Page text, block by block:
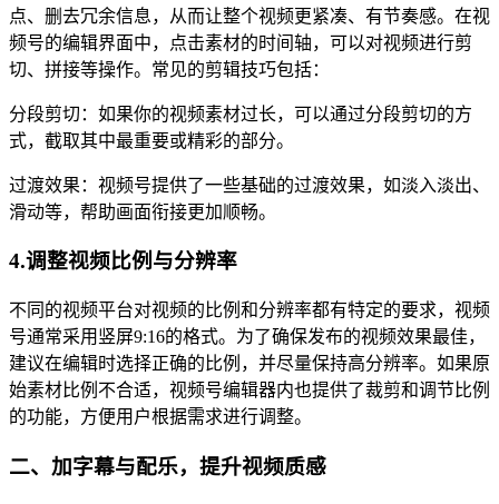
点、删去冗余信息，从而让整个视频更紧凑、有节奏感。在视
频号的编辑界面中，点击素材的时间轴，可以对视频进行剪
切、拼接等操作。常见的剪辑技巧包括：
分段剪切：如果你的视频素材过长，可以通过分段剪切的方
式，截取其中最重要或精彩的部分。
过渡效果：视频号提供了一些基础的过渡效果，如淡入淡出、
滑动等，帮助画面衔接更加顺畅。
4.调整视频比例与分辨率
不同的视频平台对视频的比例和分辨率都有特定的要求，视频
号通常采用竖屏9:16的格式。为了确保发布的视频效果最佳，
建议在编辑时选择正确的比例，并尽量保持高分辨率。如果原
始素材比例不合适，视频号编辑器内也提供了裁剪和调节比例
的功能，方便用户根据需求进行调整。
二、加字幕与配乐，提升视频质感